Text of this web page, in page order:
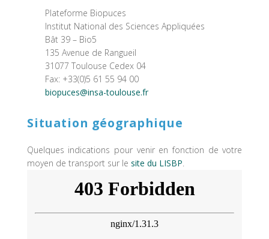
Plateforme Biopuces
Institut National des Sciences Appliquées
Bât 39 – Bio5
135 Avenue de Rangueil
31077 Toulouse Cedex 04
Fax: +33(0)5 61 55 94 00
biopuces@insa-toulouse.fr
Situation géographique
Quelques indications pour venir en fonction de votre
moyen de transport sur le site du LISBP.